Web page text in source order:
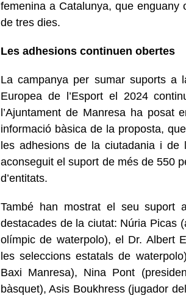
femenina a Catalunya, que
de tres dies.
Les adhesions continuen obertes
La campanya per sumar suports a
Europea de l’Esport el 2024
l’Ajuntament de Manresa ha posat
informació bàsica de la proposta,
les adhesions de la ciutadania i de
aconseguit el suport de més de 550
d’entitats.
També han mostrat el seu suport
destacades de la ciutat: Núria Picas
olímpic de waterpolo), el Dr. Albert
les seleccions estatals de
Baxi Manresa), Nina Pont
bàsquet), Asis Boukhress (jugador